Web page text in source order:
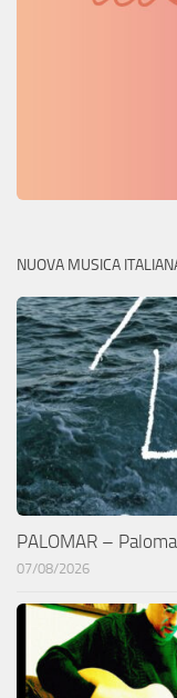
NUOVA MUSICA
PALOMAR –
07/08/2026